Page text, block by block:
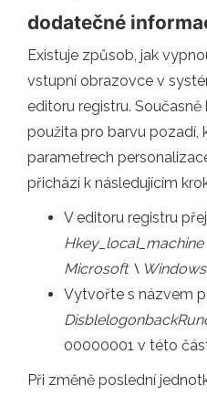
dodatečné
Existuje způsob, jak
vstupní obrazovce v
editoru registru. Současně
použita pro barvu pozadí,
parametrech
přichází k následujícím
V editoru registru
Microsoft \
Vytvořte s názvem
00000001 v této
Při změně poslední